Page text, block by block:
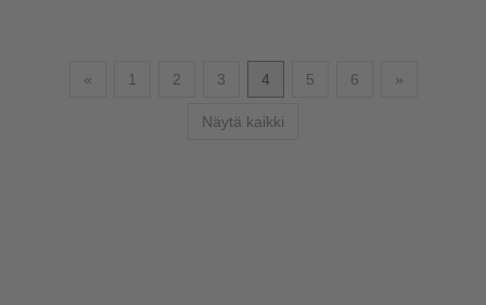
«Edellinen
1 2 3 4 5 6 »Seuraava
Näytä kaikki